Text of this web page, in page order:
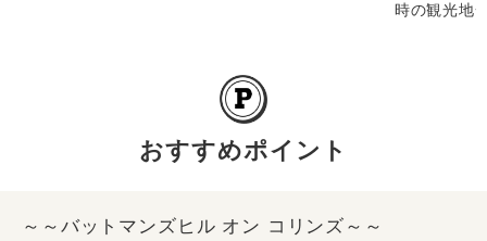
時の観光地
おすすめポイント
～～バットマンズヒル オン コリンズ～～